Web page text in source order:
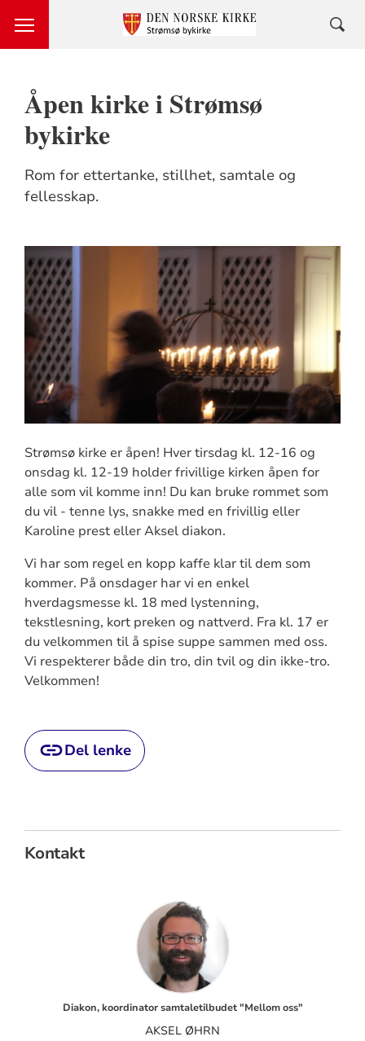
Åpen kirke i Strømsø
bykirke
Rom for ettertanke, stillhet, samtale og
fellesskap.
Strømsø kirke er åpen! Hver tirsdag kl. 12-16 og
onsdag kl. 12-19 holder frivillige kirken åpen for
alle som vil komme inn! Du kan bruke rommet som
du vil - tenne lys, snakke med en frivillig eller
Karoline prest eller Aksel diakon.
Vi har som regel en kopp kaffe klar til dem som
kommer. På onsdager har vi en enkel
hverdagsmesse kl. 18 med lystenning,
tekstlesning, kort preken og nattverd. Fra kl. 17 er
du velkommen til å spise suppe sammen med oss.
Vi respekterer både din tro, din tvil og din ikke-tro.
Velkommen!
Del lenke
Kontakt
Diakon, koordinator samtaletilbudet "Mellom oss"
AKSEL ØHRN